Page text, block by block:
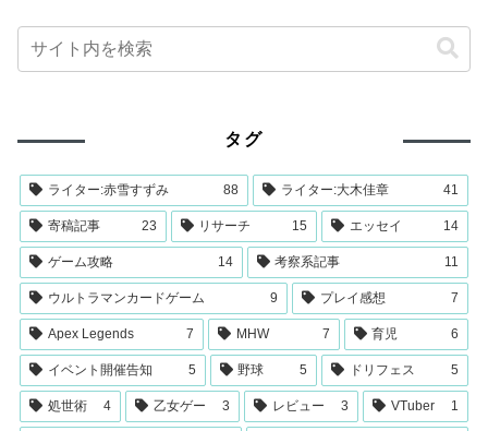
タグ
ライター:赤雪すずみ 88 ライター:大木佳章 41
寄稿記事 23 リサーチ 15 エッセイ 14
ゲーム攻略 14 考察系記事 11
ウルトラマンカードゲーム 9 プレイ感想 7
Apex Legends 7 MHW 7 育児 6
イベント開催告知 5 野球 5 ドリフェス 5
処世術 4 乙女ゲー 3 レビュー 3 VTuber 1